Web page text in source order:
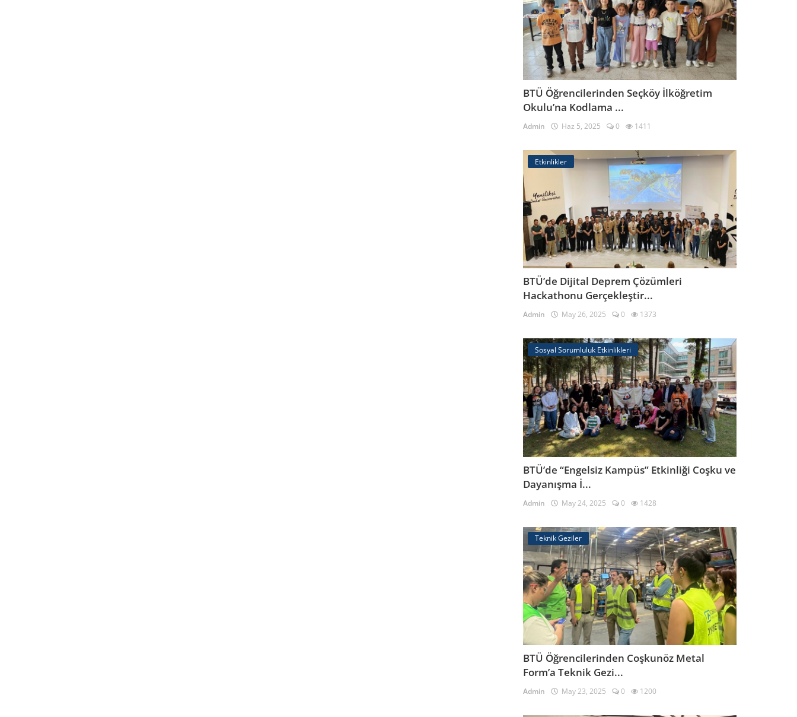
BTÜ Öğrencilerinden Seçköy İlköğretim
Okulu’na Kodlama ...
Admin Haz 5, 2025 0 1411
Etkinlikler
BTÜ’de Dijital Deprem Çözümleri
Hackathonu Gerçekleştir...
Admin May 26, 2025 0 1373
Sosyal Sorumluluk Etkinlikleri
BTÜ’de “Engelsiz Kampüs” Etkinliği Coşku ve
Dayanışma İ...
Admin May 24, 2025 0 1428
Teknik Geziler
BTÜ Öğrencilerinden Coşkunöz Metal
Form’a Teknik Gezi...
Admin May 23, 2025 0 1200